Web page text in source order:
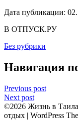
Дата публикации:
В ОТПУСК.РУ
Без рубрики
Навигация
Previous post
Next post
©2026 Жизнь в
отдых | WordPress